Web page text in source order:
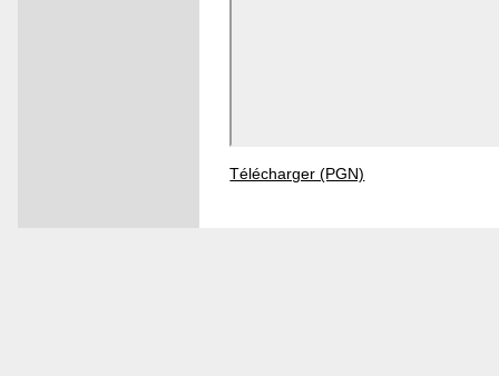
Télécharger (PGN)